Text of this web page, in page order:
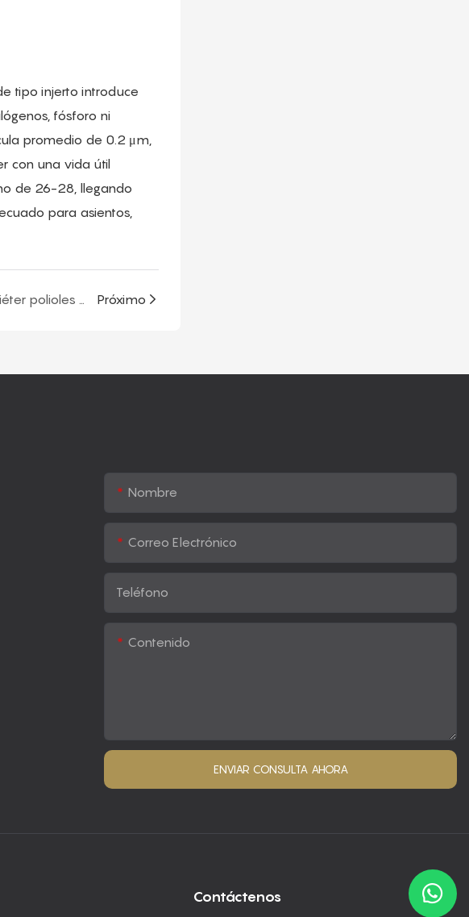
tipo injerto introduce
fósforo ni
promedio de 0.2 μm,
con una vida útil
de 26-28, llegando
para asientos,
Poliéter polioles especiales: poliéter polioles aromáticos y heterocíclicos Próximo
Nombre
Correo Electrónico
Teléfono
Contenido
ENVIAR CONSULTA AHORA
Contáctenos